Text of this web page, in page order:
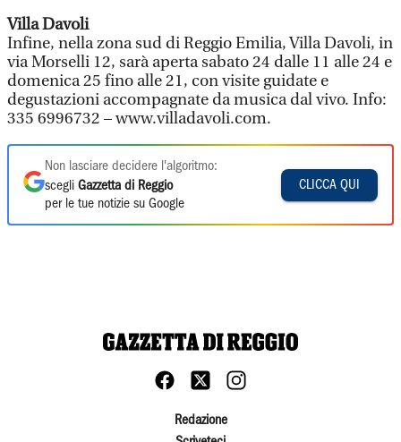
Villa Davoli
Infine, nella zona sud di Reggio Emilia, Villa Davoli, in
via Morselli 12, sarà aperta sabato 24 dalle 11 alle 24 e
domenica 25 fino alle 21, con visite guidate e
degustazioni accompagnate da musica dal vivo. Info:
335 6996732 – www.villadavoli.com.
Non lasciare decidere l'algoritmo:
scegli Gazzetta di Reggio
per le tue notizie su Google
CLICCA QUI
Redazione